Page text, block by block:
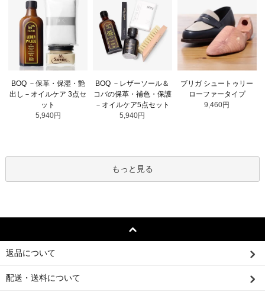
BOQ －保革・保湿・艶
出し－オイルケア 3点セ
ット
5,940円
BOQ －レザーソール＆
コバの保革・補色・保護
－オイルケア5点セット
5,940円
ブリガ シュートゥリー
ローファータイプ
9,460円
もっと見る
返品について
配送・送料について